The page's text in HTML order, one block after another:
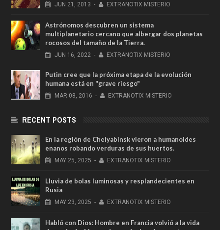
JUN 21, 2013 - EXTRANOTIX MISTERIO
Astrónomos descubren un sistema
multiplanetario cercano que albergar dos planetas
rocosos del tamaño de la Tierra.
JUN 16, 2022 - EXTRANOTIX MISTERIO
Putin cree que la próxima etapa de la evolución
humana está en "grave riesgo"
MAR 08, 2016 - EXTRANOTIX MISTERIO
RECENT POSTS
En la región de Chelyabinsk vieron a humanoides
enanos robando verduras de sus huertos.
MAY 25, 2025 - EXTRANOTIX MISTERIO
Lluvia de bolas luminosas y resplandecientes en
Rusia
MAY 23, 2025 - EXTRANOTIX MISTERIO
Habló con Dios: Hombre en Francia volvió a la vida